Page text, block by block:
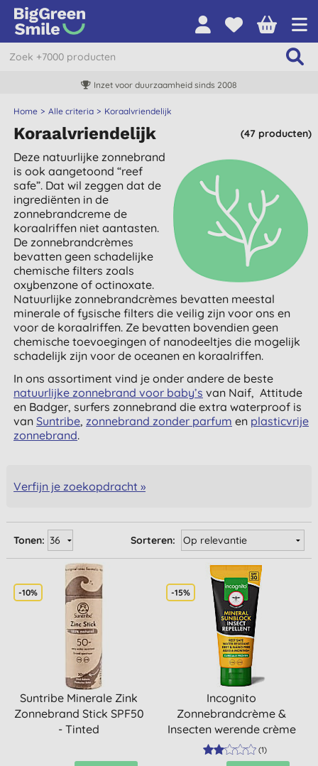
Inzet voor duurzaamheid sinds 2008
Home Alle criteria Koraalvriendelijk
(47 producten)
Koraalvriendelijk
Deze natuurlijke zonnebrand
is ook aangetoond “reef
safe”. Dat wil zeggen dat de
ingrediënten in de
zonnebrandcreme de
koraalriffen niet aantasten.
De zonnebrandcrèmes
bevatten geen schadelijke
chemische filters zoals
oxybenzone of octinoxate.
Natuurlijke zonnebrandcrèmes bevatten meestal
minerale of fysische filters die veilig zijn voor ons en
voor de koraalriffen. Ze bevatten bovendien geen
chemische toevoegingen of nanodeeltjes die mogelijk
schadelijk zijn voor de oceanen en koraalriffen.
In ons assortiment vind je onder andere de beste
natuurlijke zonnebrand voor baby’s van Naif, Attitude
en Badger, surfers zonnebrand die extra waterproof is
vanSuntribe,zonnebrand zonder parfum en plasticvrije
zonnebrand.
Verfijn je zoekopdracht »
Sorteren:
Tonen:
-10%
Suntribe Minerale Zink
Zonnebrand Stick SPF50
- Tinted
-15%
Incognito
Zonnebrandcrème &
Insecten werende crème
met SPF30 - 100ml
(1)